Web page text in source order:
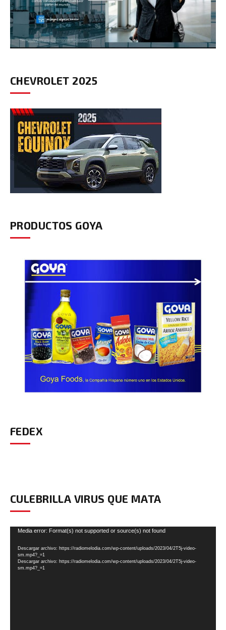
CHEVROLET 2025
PRODUCTOS GOYA
FEDEX
CULEBRILLA VIRUS QUE MATA
Reproductor
vídeo
Media error: Format(s) not supported or source(s) not found
Descargar archivo: https://radiomelodia.com/wp-content/uploads/2023/04/2T5j-video-
sm.mp4?_=1
Descargar archivo: https://radiomelodia.com/wp-content/uploads/2023/04/2T5j-video-
sm.mp4?_=1